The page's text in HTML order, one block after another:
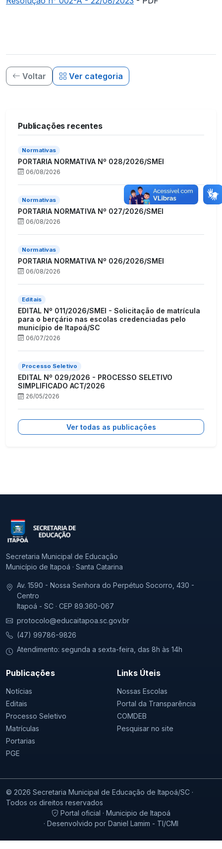
Voltar Ver categoria
Publicações recentes
Normativas
PORTARIA NORMATIVA Nº 028/2026/SMEI
06/08/2026
Normativas
PORTARIA NORMATIVA Nº 027/2026/SMEI
06/08/2026
Normativas
PORTARIA NORMATIVA Nº 026/2026/SMEI
06/08/2026
Editais
EDITAL Nº 011/2026/SMEI - Solicitação de matrícula
para o berçário nas escolas credenciadas pelo
município de Itapoá/SC
06/07/2026
Processo Seletivo
EDITAL Nº 029/2026 - PROCESSO SELETIVO
SIMPLIFICADO ACT/2026
26/05/2026
Ver todas as publicações
Secretaria Municipal de Educação
Município de Itapoá · Santa Catarina
Av. 1590 - Nossa Senhora do Perpétuo Socorro, 430 -
Centro
Itapoá - SC · CEP 89.360-067
protocolo@educaitapoa.sc.gov.br
(47) 99786-9826
Atendimento: segunda a sexta-feira, das 8h às 14h
Publicações
Notícias
Editais
Processo Seletivo
Matrículas
Portarias
PGE
Links Úteis
Nossas Escolas
Portal da Transparência
COMDEB
Pesquisar no site
© 2026 Secretaria Municipal de Educação de Itapoá/SC ·
Todos os direitos reservados
Portal oficial · Municipio de Itapoá
· Desenvolvido por Daniel Lamim - TI/CMI